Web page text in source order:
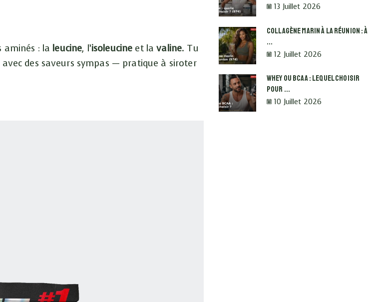
aminés : la leucine, l’isoleucine et lavaline. Tu
des saveurs sympas — pratique à siroter
13 Juillet 2026
Collagène Marin À La Réunion : À
...
12 Juillet 2026
Whey Ou BCAA : Lequel Choisir
Pour ...
10 Juillet 2026